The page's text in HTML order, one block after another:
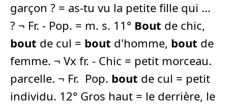
garçon ? = as-tu vu la petite fille qui ...
? ¬ Fr. - Pop. = m. s. 11° Bout de chic,
bout de cul = bout d'homme, bout de
femme. ¬ Vx fr. - Chic = petit morceau.
parcelle. ¬ Fr.  Pop. bout de cul = petit
individu. 12° Gros haut = le derrière, le